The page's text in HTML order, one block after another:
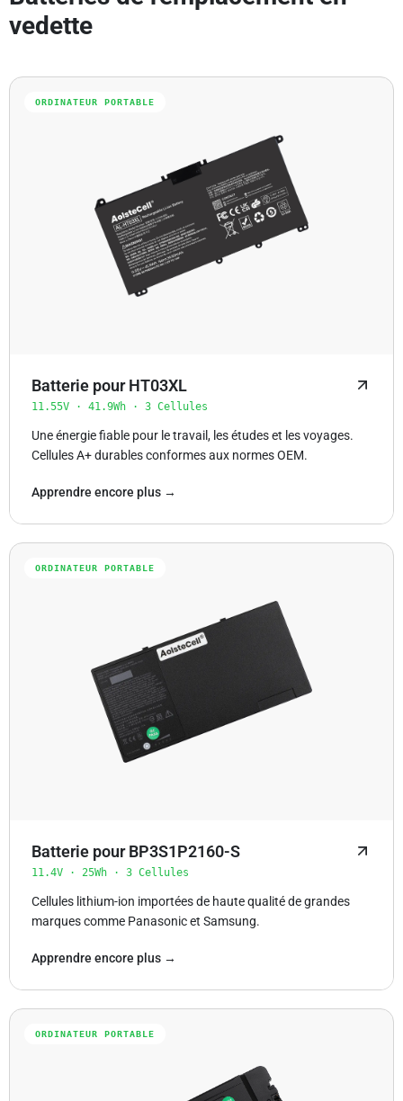
vedette
ORDINATEUR PORTABLE
Batterie pour HT03XL
11.55V · 41.9Wh · 3 Cellules
Une énergie fiable pour le travail, les études et les voyages.
Cellules A+ durables conformes aux normes OEM.
Apprendre encore plus →
ORDINATEUR PORTABLE
Batterie pour BP3S1P2160-S
11.4V · 25Wh · 3 Cellules
Cellules lithium-ion importées de haute qualité de grandes
marques comme Panasonic et Samsung.
Apprendre encore plus →
ORDINATEUR PORTABLE